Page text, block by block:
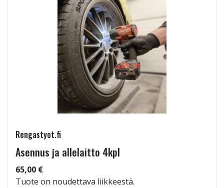
Rengastyot.fi
Asennus ja allelaitto 4kpl
65,00 €
Tuote on noudettava liikkeestä.